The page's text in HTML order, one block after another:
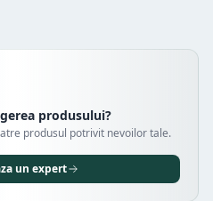
produsului?
produsul potrivit nevoilor tale.
un expert